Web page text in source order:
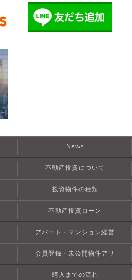
News
不動産投資について
投資物件の種類
不動産投資ローン
アパート・マンション経営
会員登録・未公開物件アリ
購入までの流れ